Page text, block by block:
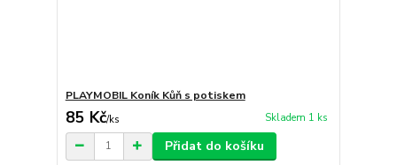
PLAYMOBIL Koník Kůň s potiskem
85 Kč/ks Skladem 1 ks
Přidat do košíku